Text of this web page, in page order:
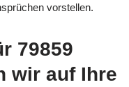
vorstellen.
79859
wir auf Ihre